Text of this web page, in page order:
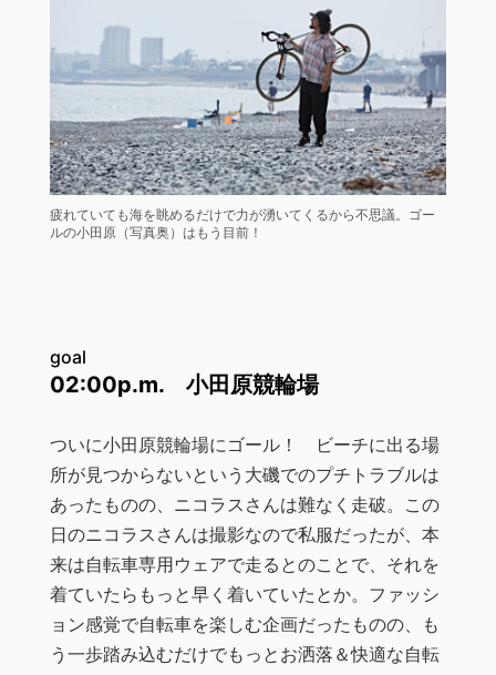
疲れていても海を眺めるだけで力が湧いてくるから不思議。ゴー
ルの小田原（写真奥）はもう目前！
goal
02:00p.m. 小田原競輪場
ついに小田原競輪場にゴール！ ビーチに出る場
所が見つからないという大磯でのプチトラブルは
あったものの、ニコラスさんは難なく走破。この
日のニコラスさんは撮影なので私服だったが、本
来は自転車専用ウェアで走るとのことで、それを
着ていたらもっと早く着いていたとか。ファッシ
ョン感覚で自転車を楽しむ企画だったものの、も
う一歩踏み込むだけでもっとお洒落＆快適な自転